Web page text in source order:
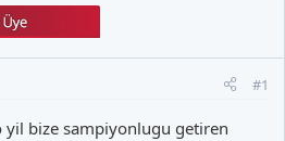
#1
yil bize sampiyonlugu getiren